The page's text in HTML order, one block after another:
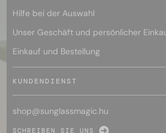
Hilfe bei der Auswahl
Unser Geschäft und persönlicher
Einkauf und Bestellung
KUNDENDIENST
shop@sunglassmagic.hu
SCHREIBEN SIE UNS